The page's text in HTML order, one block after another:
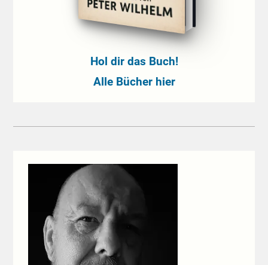
Hol dir das Buch!
Alle Bücher hier